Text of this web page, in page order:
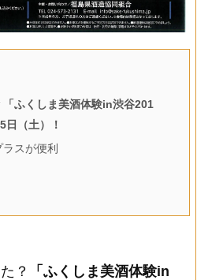
「ふくしま美酒体験in渋谷201
日（土）！
スが便利
？
「ふくしま美酒体験in